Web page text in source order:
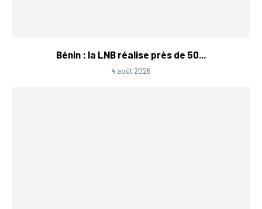
Bénin : la LNB réalise près de 50...
4 août 2026